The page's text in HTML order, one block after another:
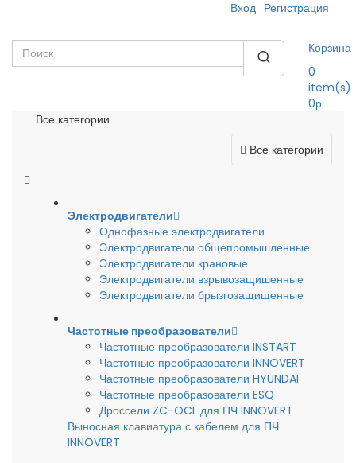
Вход Регистрация
Корзина
0
item(s)
0р.
Все категории
Все категории
Электродвигатели
Однофазные электродвигатели
Электродвигатели общепромышленные
Электродвигатели крановые
Электродвигатели взрывозащишенные
Электродвигатели брызгозащищенные
Частотные преобразователи
Частотные преобразователи INSTART
Частотные преобразователи INNOVERT
Частотные преобразователи HYUNDAI
Частотные преобразователи ESQ
Дроссели ZC-OCL для ПЧ INNOVERT
Выносная клавиатура с кабелем для ПЧ
INNOVERT